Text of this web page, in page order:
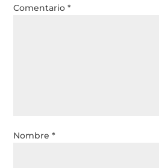
Comentario*
Nombre*